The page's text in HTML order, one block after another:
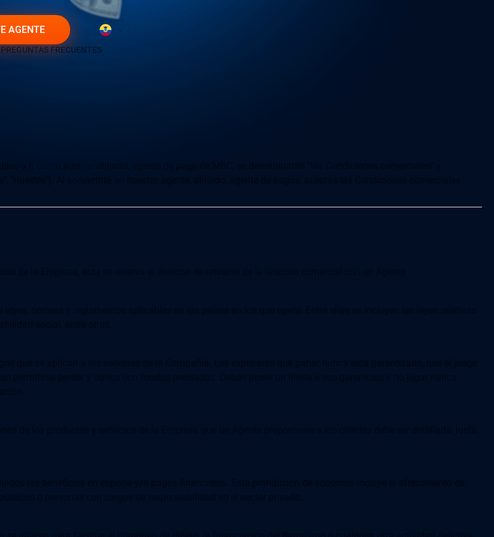
AGENTE
PREGUNTAS FRECUENTES
a ti como agente, afiliado, agente de pago de MBC, se denominarán "las Condiciones comerciales" y
"nuestro"). Al convertirte en nuestro agente, afiliado, agente de pagos, aceptas las Condiciones comerciales
de la Empresa, ésta se reserva el derecho de retirarse de la relación comercial con un Agente.
normas y reglamentos aplicables en los países en los que opera. Entre ellas se incluyen las leyes relativas
social, entre otras.
que se aplican a los servicios de la Compañía. Les explicarás que ganar nunca está garantizado, que el juego
permitirse perder y nunca con fondos prestados. Deben poner un límite a sus ganancias y no jugar nunca
de los productos y servicios de la Empresa que un Agente proporcione a los clientes debe ser detallada, justa,